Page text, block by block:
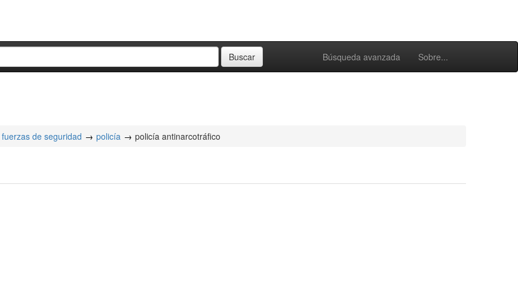
Búsqueda avanzada Sobre...
fuerzas de seguridad policía policía antinarcotráfico